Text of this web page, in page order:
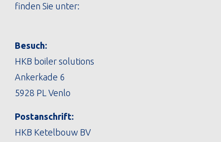
finden Sie unter:
Besuch:
HKB boiler solutions
Ankerkade 6
5928 PL Venlo
Postanschrift:
HKB Ketelbouw BV